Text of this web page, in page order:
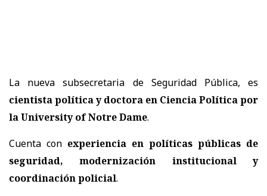
La nueva subsecretaria de Seguridad Pública, es
cientista política y doctora en Ciencia Política por
la University of Notre Dame.
Cuenta con experiencia en políticas públicas de
seguridad, modernización institucional y
coordinación policial.